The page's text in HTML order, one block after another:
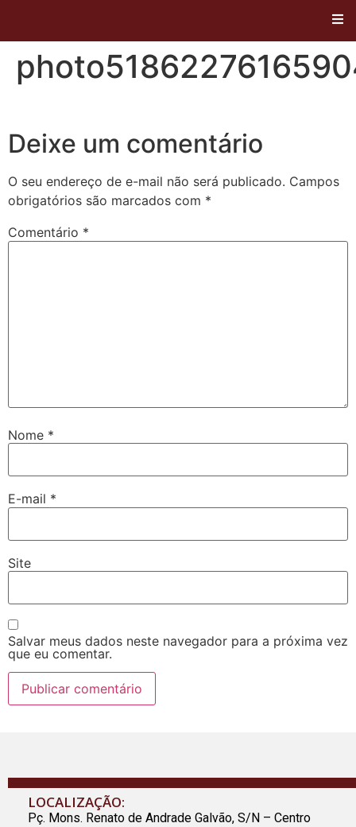
Deixe um comentário
O seu endereço de e-mail não será publicado. Campos
obrigatórios são marcados com *
Comentário *
Nome *
E-mail *
Site
Salvar meus dados neste navegador para a próxima vez
que eu comentar.
LOCALIZAÇÃO:
Pç. Mons. Renato de Andrade Galvão, S/N – Centro